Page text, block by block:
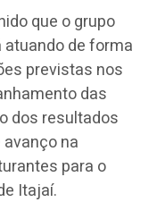
que o grupo
de forma
previstas nos
das
dos resultados
na
para o
Itajaí.